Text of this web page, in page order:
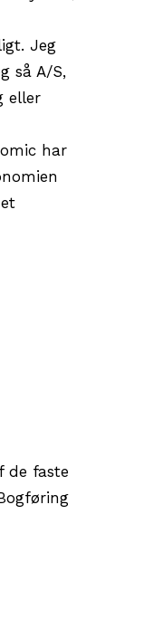
Jeg
så A/S,
eller
har
de faste